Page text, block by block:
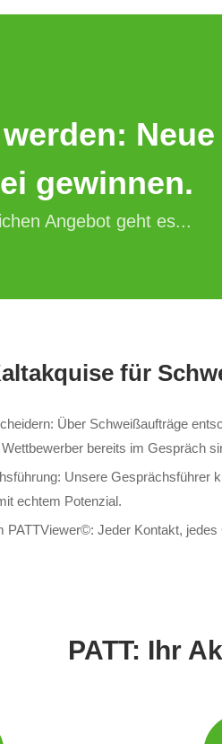
gewinnen.
Angebot geht es...
für
Über Schweißaufträge
bereits im Gespräch
Unsere Gesprächsführer
echtem Potenzial.
PATTViewer©: Jeder Kontakt,
PATT: Ihr